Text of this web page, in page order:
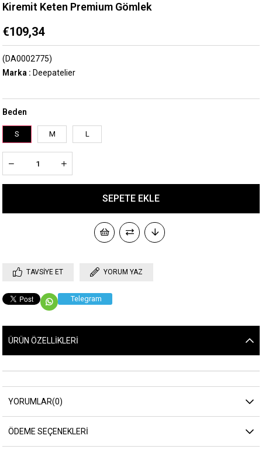
Kiremit Keten Premium Gömlek
€109,34
(DA0002775)
Marka : Deepatelier
Beden
S M L
TAVSIYE ET YORUM YAZ
Telegram
ÜRÜN ÖZELLIKLERI
YORUMLAR(0)
ÖDEME SEÇENEKLERI